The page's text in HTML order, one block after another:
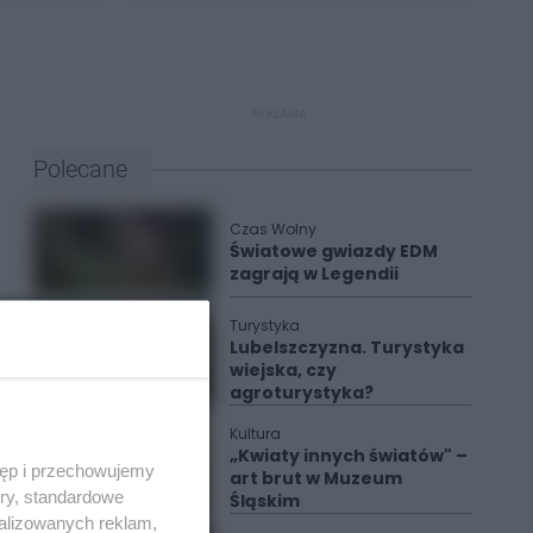
Polecane
Czas Wolny
Światowe gwiazdy EDM
zagrają w Legendii
Turystyka
Lubelszczyzna. Turystyka
wiejska, czy
agroturystyka?
Kultura
„Kwiaty innych światów" –
art brut w Muzeum
Śląskim
i przechowujemy
standardowe
reklam,